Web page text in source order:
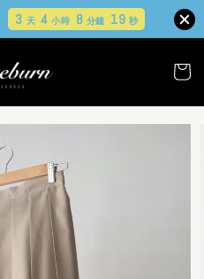
3 天 4小時 8 分鐘 18 秒